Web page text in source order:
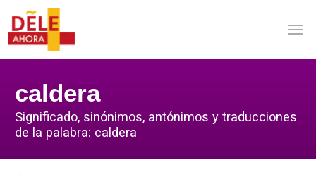
caldera
Significado, sinónimos, antónimos y traducciones
de la palabra: caldera